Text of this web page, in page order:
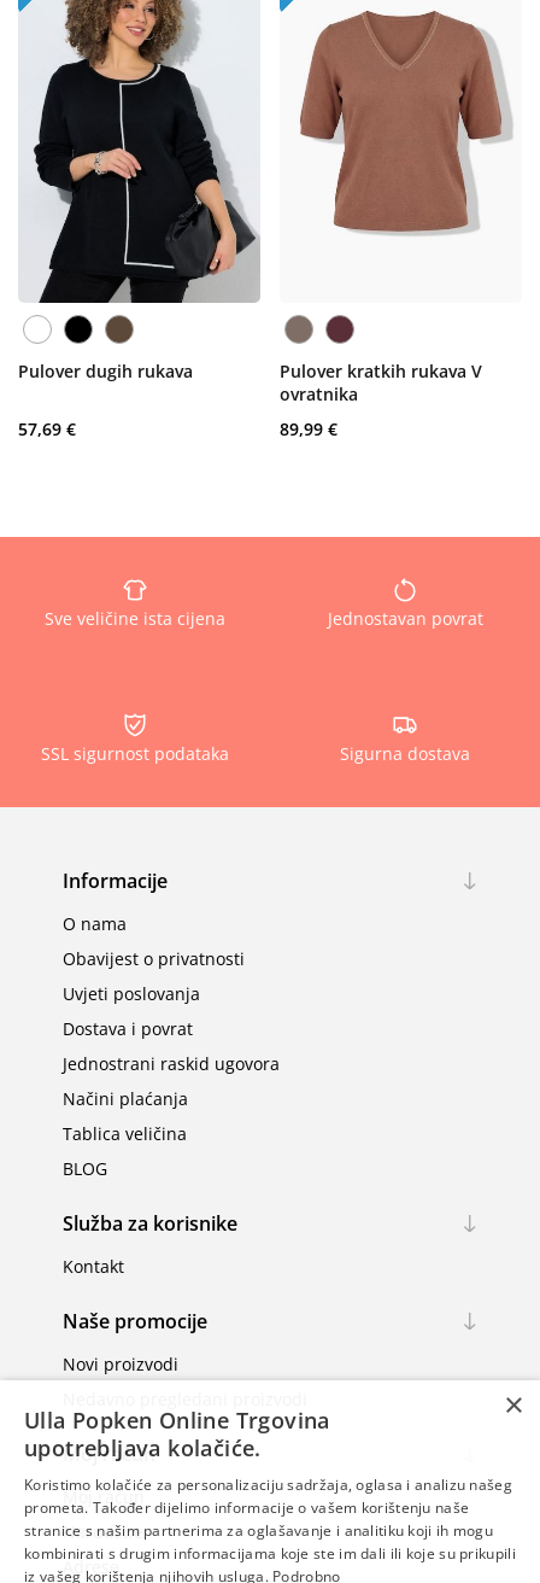
Pulover dugih rukava
57,69 €
Pulover kratkih rukava V
ovratnika
89,99 €
Sve veličine ista cijena Jednostavan povrat
SSL sigurnost podataka Sigurna dostava
Informacije
O nama
Obavijest o privatnosti
Uvjeti poslovanja
Dostava i povrat
Jednostrani raskid ugovora
Načini plaćanja
Tablica veličina
BLOG
Služba za korisnike
Kontakt
Naše promocije
Novi proizvodi
Moj račun
Moj račun
Narudžbe
Adrese
×
Ulla Popken Online Trgovina
upotrebljava kolačiće.
Koristimo kolačiće za personalizaciju sadržaja, oglasa i analizu našeg
prometa. Također dijelimo informacije o vašem korištenju naše
stranice s našim partnerima za oglašavanje i analitiku koji ih mogu
kombinirati s drugim informacijama koje ste im dali ili koje su prikupili
iz vašeg korištenja njihovih usluga. Podrobno